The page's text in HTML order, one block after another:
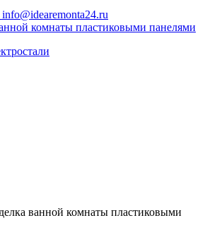
info@idearemonta24.ru
ванной комнаты пластиковыми